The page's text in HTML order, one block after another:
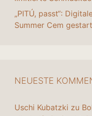
„PITÚ, passt“:
Summer Cem
NEUESTE
Uschi Kubatzki zu